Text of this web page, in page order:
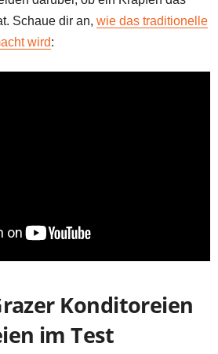
Schaue dir an, wie das traditionelle
wird:
Konditoreien
im Test